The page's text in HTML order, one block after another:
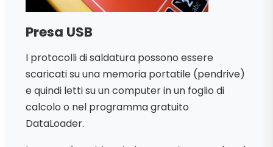
Presa USB
I protocolli di saldatura possono essere
scaricati su una memoria portatile (pendrive)
e quindi letti su un computer in un foglio di
calcolo o nel programma gratuito
DataLoader.